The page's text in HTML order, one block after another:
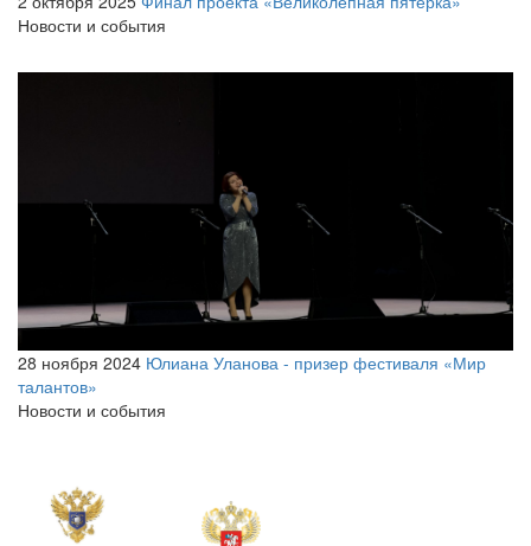
Новости и события
28 ноября 2024 Юлиана Уланова - призер фестиваля «Мир
талантов»
Новости и события